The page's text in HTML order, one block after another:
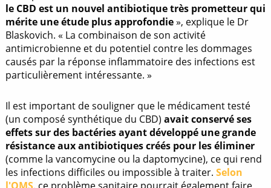
le CBD est un nouvel antibiotique très prometteur qui
mérite une étude plus approfondie», explique le Dr
Blaskovich. « La combinaison de son activité
antimicrobienne et du potentiel contre les dommages
causés par la réponse inflammatoire des infections est
particulièrement intéressante. »
Il est important de souligner que le médicament testé
(un composé synthétique du CBD) avait conservé ses
effets sur des bactéries ayant développé une grande
résistance aux antibiotiques créés pour les éliminer
(comme la vancomycine ou la daptomycine), ce qui rend
les infections difficiles ou impossible à traiter. Selon